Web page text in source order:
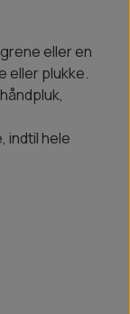
eller en
eller plukke.
indtil hele